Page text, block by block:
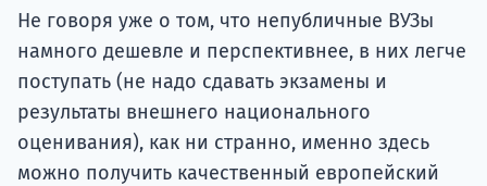
Не говоря уже о том, что непубличные ВУЗы
намного дешевле и перспективнее, в них легче
поступать (не надо сдавать экзамены и
результаты внешнего национального
оценивания), как ни странно, именно здесь
можно получить качественный европейский